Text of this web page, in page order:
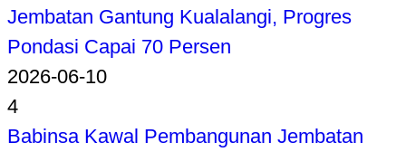
Jembatan Gantung Kualalangi, Progres
Pondasi Capai 70 Persen
2026-06-10
4
Babinsa Kawal Pembangunan Jembatan